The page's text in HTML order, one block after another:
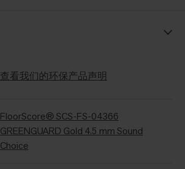
查看我们的环保产品声明
FloorScore® SCS-FS-04366
GREENGUARD Gold 4.5 mm Sound
Choice